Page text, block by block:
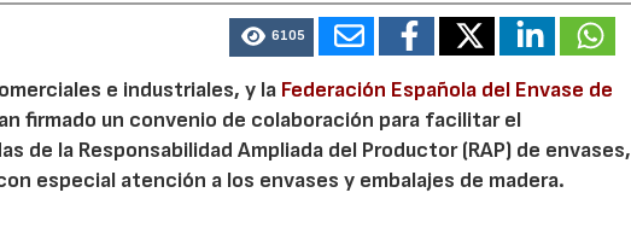
6105
e industriales, y la Federación Española del Envase de
firmado un convenio de colaboración para facilitar el
de la Responsabilidad Ampliada del Productor (RAP) de envases,
especial atención a los envases y embalajes de madera.